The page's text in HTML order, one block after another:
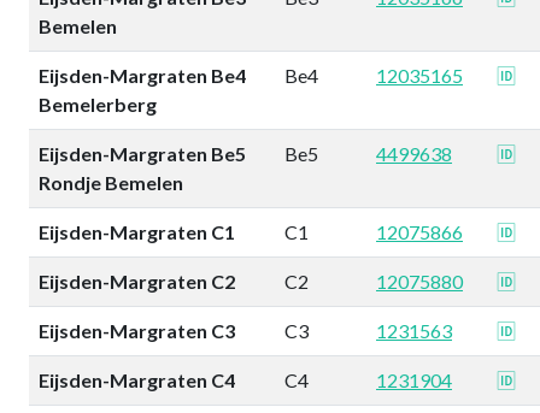
Bemelen
Eijsden-Margraten Be4
Bemelerberg
Be4 12035165 🆔
Eijsden-Margraten Be5
Rondje Bemelen
Be5 4499638 🆔
Eijsden-Margraten C1 C1 12075866 🆔
Eijsden-Margraten C2 C2 12075880 🆔
Eijsden-Margraten C3 C3 1231563 🆔
Eijsden-Margraten C4 C4 1231904 🆔